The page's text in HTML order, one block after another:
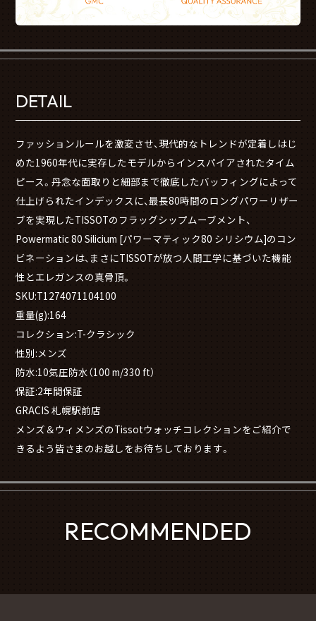
DETAIL
ファッションルールを激変させ、現代的なトレンドが定着しはじ
めた1960年代に実存したモデルからインスパイアされたタイム
ピース。丹念な面取りと細部まで徹底したバッフィングによって
仕上げられたインデックスに、最長80時間のロングパワーリザー
ブを実現したTISSOTのフラッグシップムーブメント、
Powermatic 80 Silicium [パワーマティック80 シリシウム]のコン
ビネーションは、まさにTISSOTが放つ人間工学に基づいた機能
性とエレガンスの真骨頂。
SKU:T1274071104100
重量(g):164
コレクション:T-クラシック
性別:メンズ
防水:10気圧防水（100 m/330 ft）
保証:2年間保証
GRACIS 札幌駅前店
メンズ＆ウィメンズのTissotウォッチコレクションをご紹介で
きるよう皆さまのお越しをお待ちしております。
RECOMMENDED